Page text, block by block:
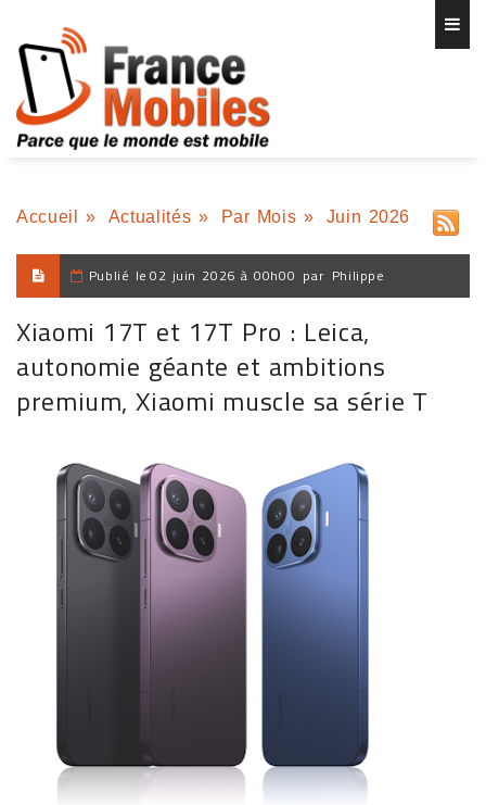
Accueil » Actualités » Par Mois » Juin 2026
Publié le 02 juin 2026 à 00h00 par Philippe
Xiaomi 17T et 17T Pro : Leica,
autonomie géante et ambitions
premium, Xiaomi muscle sa série T